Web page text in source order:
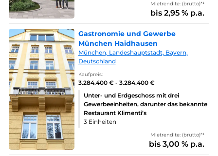
Mietrendite: (brutto)*¹
bis 2,95 % p.a.
Gastronomie und Gewerbe
München Haidhausen
München, Landeshauptstadt, Bayern,
Deutschland
Kaufpreis:
3.284.400 € - 3.284.400 €
Unter- und Erdgeschoss mit drei
Gewerbeeinheiten, darunter das bekannte
Restaurant Klimenti’s
3 Einheiten
Mietrendite: (brutto)*¹
bis 3,00 % p.a.